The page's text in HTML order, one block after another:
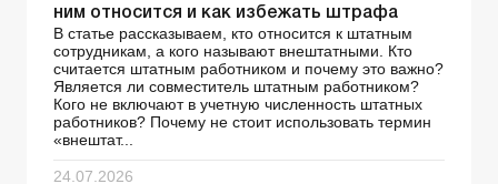
ним относится и как избежать штрафа
В статье рассказываем, кто относится к штатным
сотрудникам, а кого называют внештатными. Кто
считается штатным работником и почему это важно?
Является ли совместитель штатным работником?
Кого не включают в учетную численность штатных
работников? Почему не стоит использовать термин
«внештат...
24.07.2026